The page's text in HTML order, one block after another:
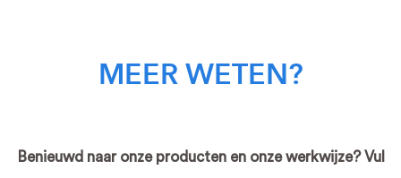
MEER WETEN?
Benieuwd naar onze producten en onze werkwijze? Vul